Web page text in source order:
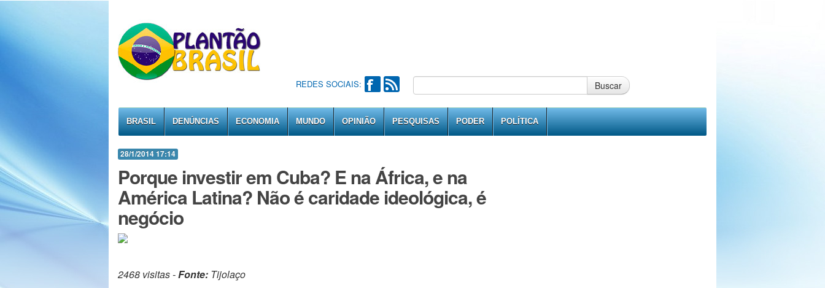
REDES SOCIAIS: Buscar
BRASIL DENÚNCIAS ECONOMIA MUNDO OPINIÃO PESQUISAS PODER POLÍTICA
28/1/2014 17:14
Porque investir em Cuba? E na África, e na
América Latina? Não é caridade ideológica, é
negócio
2468 visitas -Fonte: Tijolaço